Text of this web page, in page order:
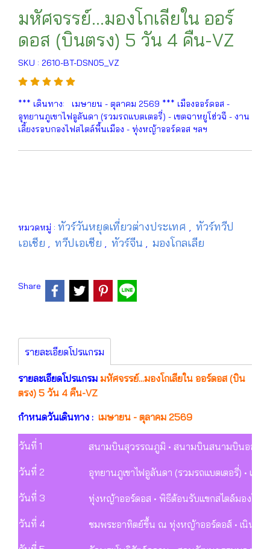
มหัศจรรย์...มองโกเลียใน ออร์
ดอส (บินตรง) 5 วัน 4 คืน-VZ
SKU : 2610-BT-DSN05_VZ
*** เดินทาง: เมษายน - ตุลาคม 2569 *** เมืองออร์ดอส -
อุทยานภูเขาไฟอูลันดา (รวมรถแบตเตอรี่) - เขตฉาหยูโฮ่วฉี - งาน
เลี้ยงรอบกองไฟสไตล์พื้นเมือง - ทุ่งหญ้าออร์ดอส ฯลฯ
หมวดหมู่ : ทัวร์วันหยุดเที่ยวต่างประเทศ , ทัวร์ทวีป
เอเชีย , ทวีปเอเชีย , ทัวร์จีน , มองโกลเลีย
Share
รายละเอียดโปรแกรม
รายละเอียดโปรแกรม มหัศจรรย์...มองโกเลียใน ออร์ดอส (บิน
ตรง) 5 วัน 4 คืน-VZ
กำหนดวันเดินทาง : เมษายน - ตุลาคม 2569
วันที่ 1 สนามบินสุวรรณภูมิ • สนามบินสนามบินออร์ด
วันที่ 2 อุทยานภูเขาไฟอูลันดา (รวมรถแบตเตอรี่) • เข
วันที่ 3 ทุ่งหญ้าออร์ดอส • พิธีต้อนรับแขกสไตล์มองโกเ
วันที่ 4 ชมพระอาทิตย์ขึ้น ณ ทุ่งหญ้าออร์ดอส์ • เนินทรา